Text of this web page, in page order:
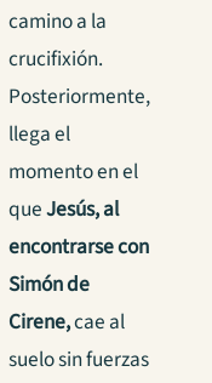
camino a la
crucifixión.
Posteriormente,
llega el
momento en el
queJesús, al
encontrarse con
Simón de
Cirene,cae al
suelo sin fuerzas